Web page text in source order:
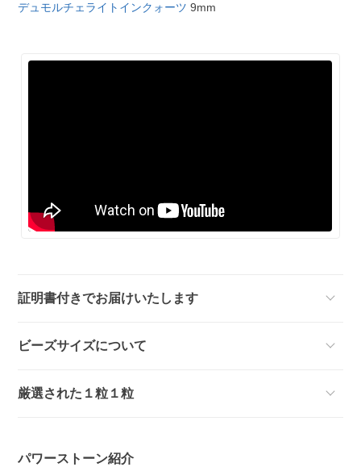
デュモルチェライトインクォーツ 9mm
証明書付きでお届けいたします
ビーズサイズについて
厳選された１粒１粒
パワーストーン紹介